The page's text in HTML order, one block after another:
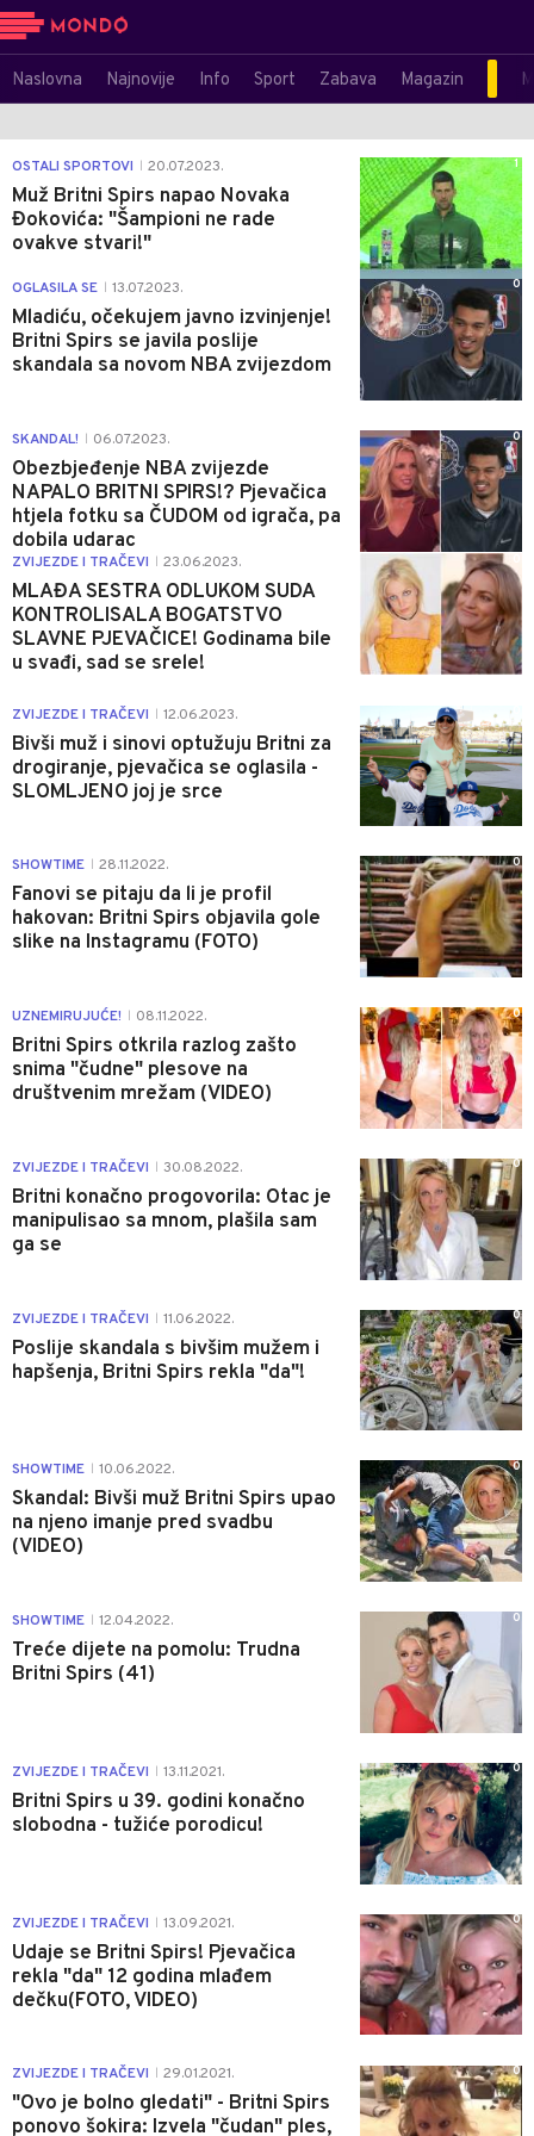
Naslovna Najnovije Info Sport Zabava Magazin
OSTALI SPORTOVI 20.07.2023.
Muž Britni Spirs napao Novaka
Đokovića: "Šampioni ne rade
ovakve stvari!"
1
OGLASILA SE 13.07.2023.
Mladiću, očekujem javno izvinjenje!
Britni Spirs se javila poslije
skandala sa novom NBA zvijezdom
0
SKANDAL! 06.07.2023.
Obezbjeđenje NBA zvijezde
NAPALO BRITNI SPIRS!? Pjevačica
htjela fotku sa ČUDOM od igrača, pa
dobila udarac
0
ZVIJEZDE I TRAČEVI 23.06.2023.
MLAĐA SESTRA ODLUKOM SUDA
KONTROLISALA BOGATSTVO
SLAVNE PJEVAČICE! Godinama bile
u svađi, sad se srele!
ZVIJEZDE I TRAČEVI 12.06.2023.
Bivši muž i sinovi optužuju Britni za
drogiranje, pjevačica se oglasila -
SLOMLJENO joj je srce
SHOWTIME 28.11.2022.
Fanovi se pitaju da li je profil
hakovan: Britni Spirs objavila gole
slike na Instagramu (FOTO)
0
UZNEMIRUJUĆE! 08.11.2022.
Britni Spirs otkrila razlog zašto
snima "čudne" plesove na
društvenim mrežam (VIDEO)
0
ZVIJEZDE I TRAČEVI 30.08.2022.
Britni konačno progovorila: Otac je
manipulisao sa mnom, plašila sam
ga se
0
ZVIJEZDE I TRAČEVI 11.06.2022.
Poslije skandala s bivšim mužem i
hapšenja, Britni Spirs rekla "da"!
0
SHOWTIME 10.06.2022.
Skandal: Bivši muž Britni Spirs upao
na njeno imanje pred svadbu
(VIDEO)
0
SHOWTIME 12.04.2022.
Treće dijete na pomolu: Trudna
Britni Spirs (41)
0
ZVIJEZDE I TRAČEVI 13.11.2021.
Britni Spirs u 39. godini konačno
slobodna - tužiće porodicu!
0
ZVIJEZDE I TRAČEVI 13.09.2021.
Udaje se Britni Spirs! Pjevačica
rekla "da" 12 godina mlađem
dečku(FOTO, VIDEO)
0
ZVIJEZDE I TRAČEVI 29.01.2021.
"Ovo je bolno gledati" - Britni Spirs
ponovo šokira: Izvela "čudan" ples,
0